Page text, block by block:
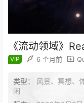
《流动领域》
VIP 6 个月前
类型： 风景、冥想、
闲